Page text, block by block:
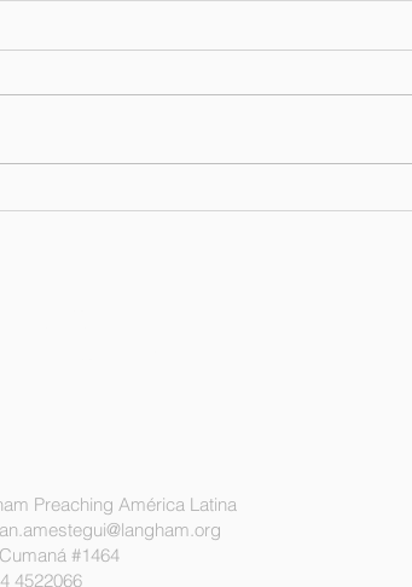
Boletín de
Preaching América Latina
#1464
4522066